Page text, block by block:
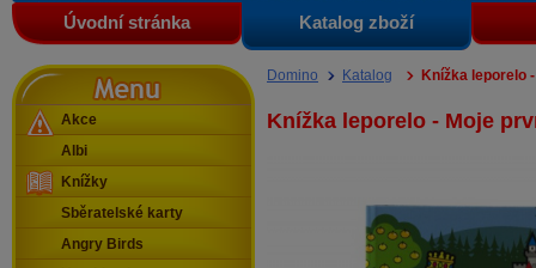
Úvodní stránka Katalog zboží
Domino Katalog Knížka leporelo
Knížka leporelo - Moje
Menu
Akce
Albi
Knížky
Sběratelské karty
Angry Birds